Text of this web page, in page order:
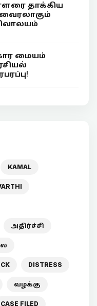
தாக்கிய
மையம்
KAMAL
அதிர்ச்சி
DISTRESS
வழக்கு
CASE FILED